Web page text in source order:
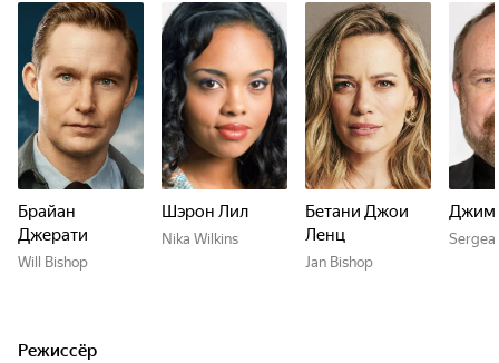
Брайан
Джерати
Will Bishop
Шэрон Лил
Nika Wilkins
Бетани Джои
Ленц
Jan Bishop
Джим
Режиссёр